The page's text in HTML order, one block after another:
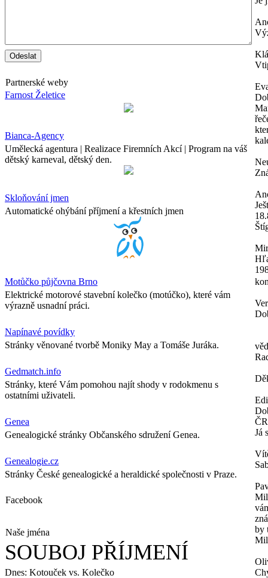
Partnerské weby
Farnost Želetice
Bianca-Agency
Umělecká agentura | Realizace Firemních Akcí | Program na váš
dětský karneval, dětský den.
Skloňování jmen
Automatické ohýbání příjmení a křestních jmen
Motůčko půjčovna Brno
Elektrické motorové stavební kolečko (motúčko), které vám
výrazně usnadní práci.
Napínavé povídky
Stránky věnované tvorbě Moniky May a Tomáše Juráka.
Gedmatch.info
Stránky, které Vám pomohou najít shody v rodokmenu s
ostatními uživateli.
Genea
Genealogické stránky Občanského sdružení Genea.
Genealogie.cz
Stránky České genealogické a heraldické společnosti v Praze.
Facebook
Naše jména
SOUBOJ PŘÍJMENÍ
Dnes: Kotouček vs. Kolečko
Já
by